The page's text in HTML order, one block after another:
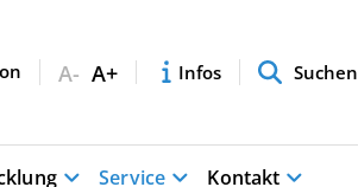
A- A+ Infos Suchen
Service Kontakt